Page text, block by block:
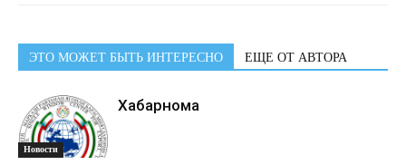
ЭТО МОЖЕТ БЫТЬ ИНТЕРЕСНО ЕЩЕ ОТ АВТОРА
Новости
Хабарнома